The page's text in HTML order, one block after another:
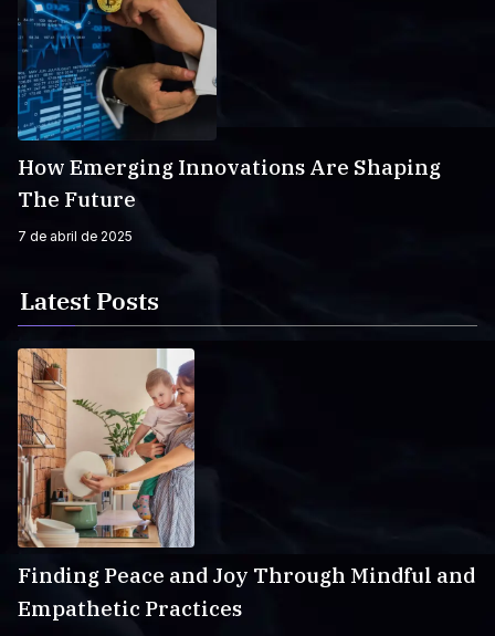
How Emerging Innovations Are Shaping
The Future
7 de abril de 2025
Latest Posts
Finding Peace and Joy Through Mindful and
Empathetic Practices